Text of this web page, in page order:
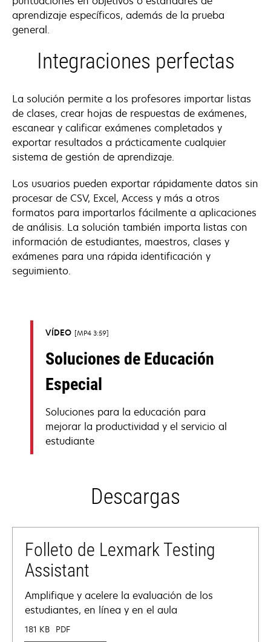
aprendizaje específicos, además de la prueba
general.
Integraciones perfectas
La solución permite a los profesores importar listas
de clases, crear hojas de respuestas de exámenes,
escanear y calificar exámenes completados y
exportar resultados a prácticamente cualquier
sistema de gestión de aprendizaje.
Los usuarios pueden exportar rápidamente datos sin
procesar de CSV, Excel, Access y más a otros
formatos para importarlos fácilmente a aplicaciones
de análisis. La solución también importa listas con
información de estudiantes, maestros, clases y
exámenes para una rápida identificación y
seguimiento.
VÍDEO MP4 3:59
Soluciones de Educación
Especial
Soluciones para la educación para
mejorar la productividad y el servicio al
estudiante
Descargas
Folleto de Lexmark Testing
Assistant
Amplifique y acelere la evaluación de los
estudiantes, en línea y en el aula
181 KB PDF